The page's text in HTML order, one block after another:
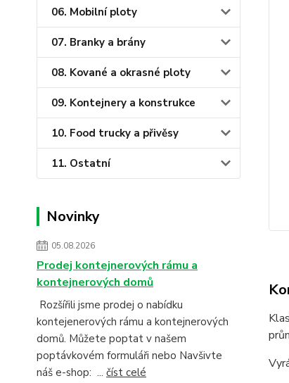
06. Mobilní ploty
07. Branky a brány
08. Kované a okrasné ploty
09. Kontejnery a konstrukce
10. Food trucky a přivěsy
11. Ostatní
Novinky
05.08.2026
Prodej kontejnerových rámu a
kontejnerových domů
Rozšířili jsme prodej o nabídku
kontejenerových rámu a kontejnerových
domů. Můžete poptat v našem
poptávkovém formuláři nebo Navšivte
náš e-shop: ... číst celé